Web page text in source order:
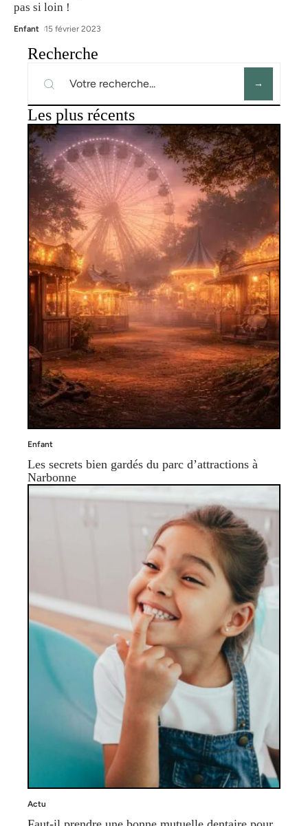
pas si loin !
Enfant 15 février 2023
Recherche
Les plus récents
Enfant
Les secrets bien gardés du parc d’attractions à
Narbonne
Actu